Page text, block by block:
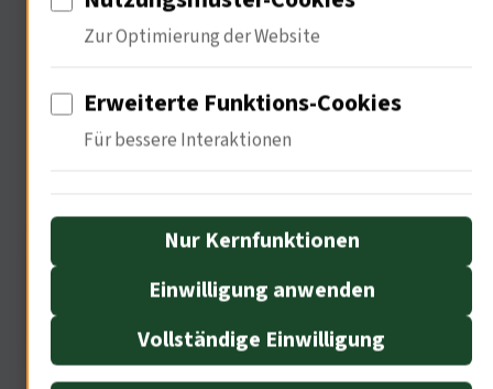
Politische Implikationen der
Merkliste
Zur Optimierung der Website
Erweiterte Funktions-Cookies
Für bessere Interaktionen
Nur Kernfunktionen
Einwilligung anwenden
Vollständige Einwilligung